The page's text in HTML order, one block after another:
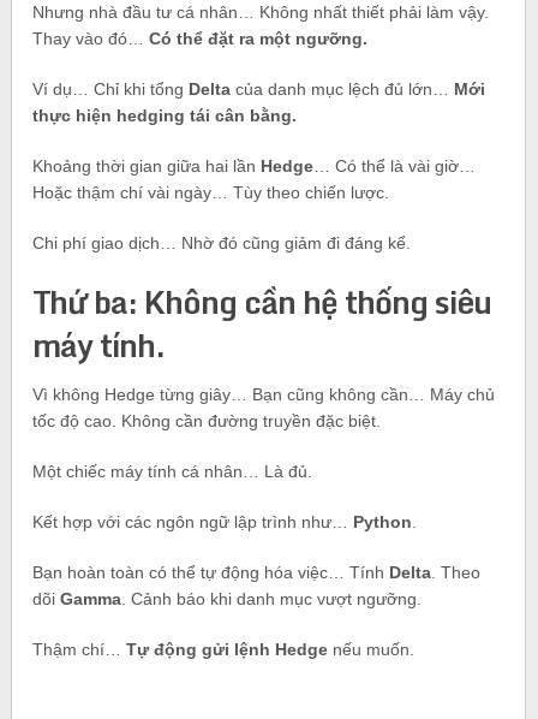
Nhưng nhà đầu tư cá nhân… Không nhất thiết phải làm vậy.
Thay vào đó…Có thể đặt ra một ngưỡng.
Ví dụ… Chỉ khi tổng Deltacủa danh mục lệch đủ lớn… Mới
thực hiện hedging tái cân bằng.
Khoảng thời gian giữa hai lần Hedge … Có thể là vài giờ…
Hoặc thậm chí vài ngày… Tùy theo chiến lược.
Chi phí giao dịch… Nhờ đó cũng giảm đi đáng kể.
Thứ ba: Không cần hệ thống siêu
máy tính.
Vì không Hedge từng giây… Bạn cũng không cần… Máy chủ
tốc độ cao. Không cần đường truyền đặc biệt.
Một chiếc máy tính cá nhân… Là đủ.
Kết hợp với các ngôn ngữ lập trình như… Python
Bạn hoàn toàn có thể tự động hóa việc… Tính Delta . Theo
dõiGamma . Cảnh báo khi danh mục vượt ngưỡng.
Thậm chí…Tự động gửi lệnh Hedge nếu muốn.